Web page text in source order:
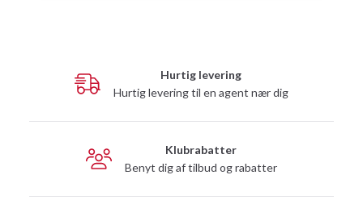
Hurtig levering
Hurtig levering til en agent nær dig
Klubrabatter
Benyt dig af tilbud og rabatter